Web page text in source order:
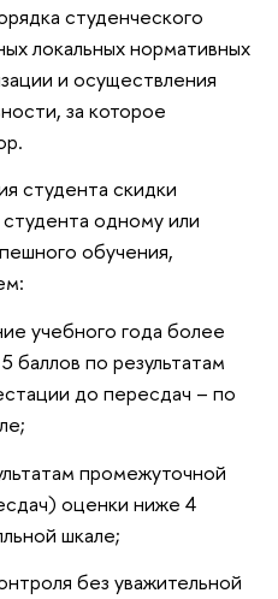
студенческого
локальных нормативных
и осуществления
за которое
студента скидки
одному или
обучения,
учебного года более
баллов по результатам
до пересдач – по
промежуточной
оценки ниже 4
шкале;
без уважительной